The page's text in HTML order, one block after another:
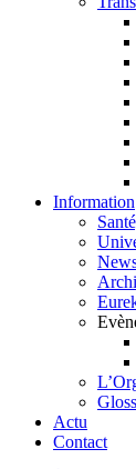
Information
Actu
Contact